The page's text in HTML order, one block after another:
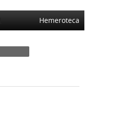
Hemeroteca